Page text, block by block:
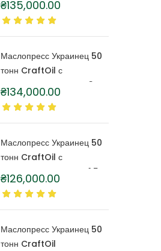
капролоновой бочкой 4
литра
₴135,000.00
Маслопресс Украинец 50
тонн CraftOil с
капролоновой бочкой 3
литра
₴134,000.00
Маслопресс Украинец 50
тонн CraftOil с
капролоновой бочкой 1,5
литра
₴126,000.00
Маслопресс Украинец 50
тонн CraftOil